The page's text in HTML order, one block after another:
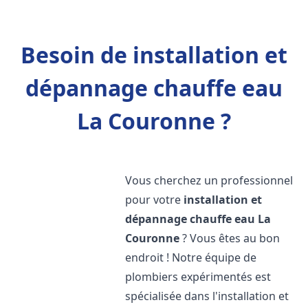
Besoin de installation et
dépannage chauffe eau
La Couronne ?
Vous cherchez un professionnel
pour votre installation et
dépannage chauffe eau La
Couronne? Vous êtes au bon
endroit ! Notre équipe de
plombiers expérimentés est
spécialisée dans l'installation et